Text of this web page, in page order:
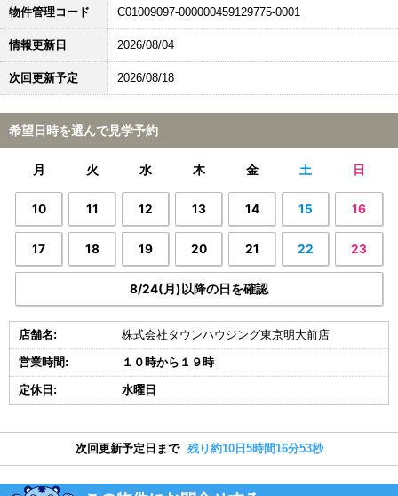
物件管理コード C01009097-000000459129775-0001
情報更新日 2026/08/04
次回更新予定 2026/08/18
希望日時を選んで見学予約
月 火 水 木 金 土 日
10 11 12 13 14 15 16
17 18 19 20 21 22 23
8/24(月)以降の日を確認
店舗名: 株式会社タウンハウジング東京明大前店
営業時間: １０時から１９時
定休日: 水曜日
次回更新予定日まで 残り約10日5時間16分52秒